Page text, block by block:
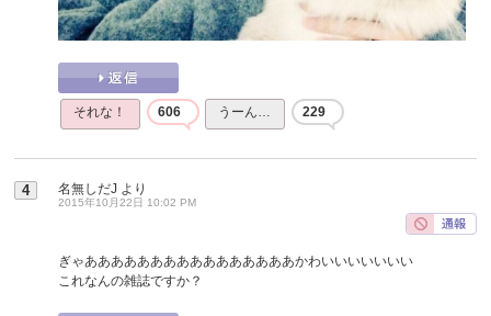
それな！ 606 うーん… 229
4 名無しだJ より
2015年10月22日 10:02 PM
ぎゃああああああああああああああああかわいいいいいいい
これなんの雑誌ですか？